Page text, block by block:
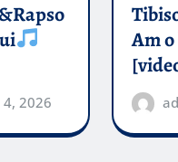
4, 2026
Am